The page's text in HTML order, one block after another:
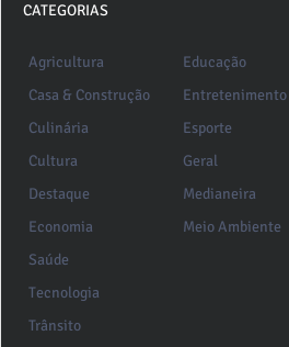
CATEGORIAS
Agricultura
Casa & Construção
Culinária
Cultura
Destaque
Economia
Educação
Entretenimento
Esporte
Geral
Medianeira
Meio Ambiente
Saúde
Tecnologia
Trânsito